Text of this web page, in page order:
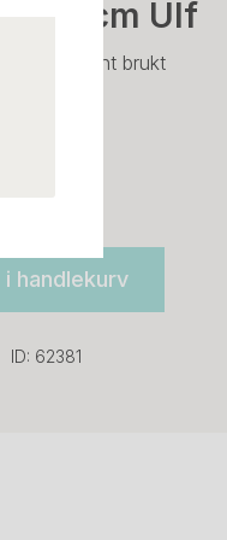
cm Ulf
fått bil", Pent brukt
handlekurv
ID: 62381